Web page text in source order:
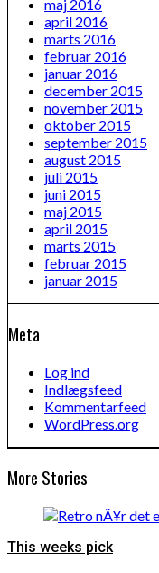
maj 2016
april 2016
marts 2016
februar 2016
januar 2016
december 2015
november 2015
oktober 2015
september 2015
august 2015
juli 2015
juni 2015
maj 2015
april 2015
marts 2015
februar 2015
januar 2015
Meta
Log ind
Indlægsfeed
Kommentarfeed
WordPress.org
More Stories
This weeks pick